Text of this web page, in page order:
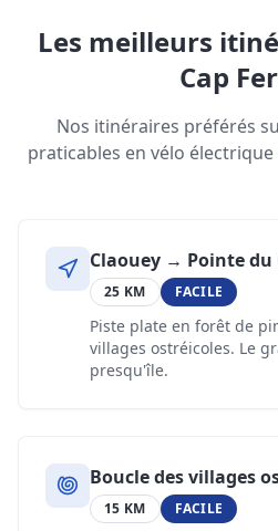
Les meilleurs
Cap
Nos itinéraires préférés
praticables en vélo
Claouey → Pointe du
25 KM FACILE
Piste plate en forêt de
villages ostréicoles. Le
presqu'île.
Boucle des villages
15 KM FACILE